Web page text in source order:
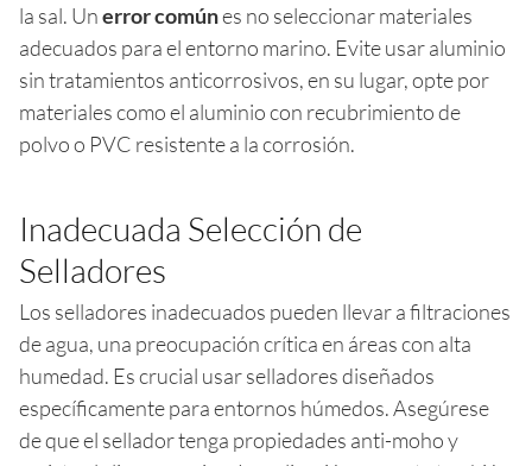
la sal. Unerror comúnes no seleccionar materiales
adecuados para el entorno marino. Evite usar aluminio
sin tratamientos anticorrosivos, en su lugar, opte por
materiales como el aluminio con recubrimiento de
polvo o PVC resistente a la corrosión.
Inadecuada Selección de
Selladores
Los selladores inadecuados pueden llevar a filtraciones
de agua, una preocupación crítica en áreas con alta
humedad. Es crucial usar selladores diseñados
específicamente para entornos húmedos. Asegúrese
de que el sellador tenga propiedades anti-moho y